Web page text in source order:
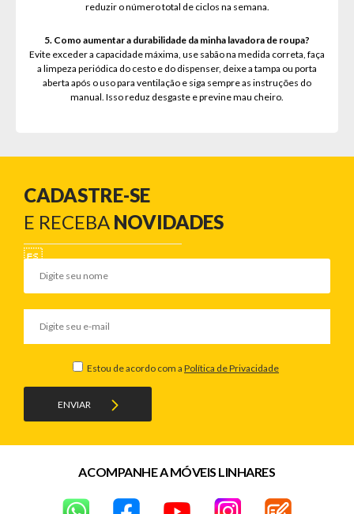
reduzir o número total de ciclos na semana.
5. Como aumentar a durabilidade da minha lavadora de roupa?
Evite exceder a capacidade máxima, use sabão na medida correta, faça
a limpeza periódica do cesto e do dispenser, deixe a tampa ou porta
aberta após o uso para ventilação e siga sempre as instruções do
manual. Isso reduz desgaste e previne mau cheiro.
CADASTRE-SE
E RECEBA NOVIDADES
ENVIAR
Estou de acordo com a Política de Privacidade
ACOMPANHE A MÓVEIS LINHARES